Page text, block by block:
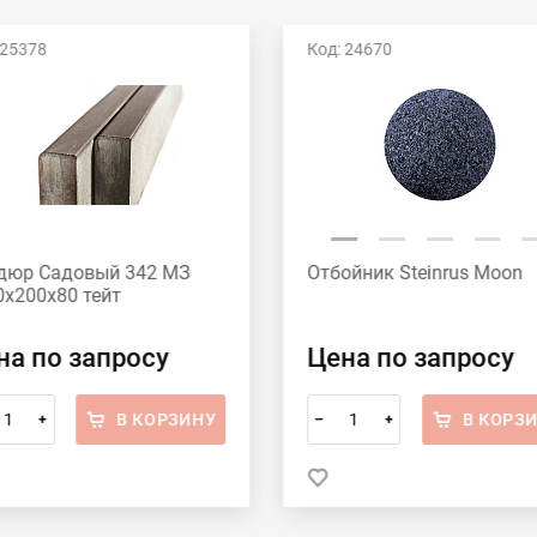
Садовый 342 МЗ
тейт
по запросу
+ В КОРЗИНУ
Код: 24670
Отбойник Steinrus Moon
Цена по запросу
– + В